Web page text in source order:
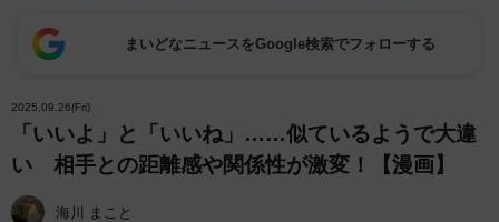
まいどなニュースをGoogle検索でフォローする
2025.09.26(Fri)
「いいよ」と「いいね」……似ているようで大違
い 相手との距離感や関係性が激変！【漫画】
海川 まこと